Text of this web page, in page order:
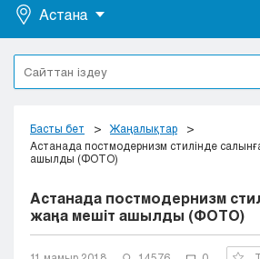
Астана
Астана
Алматы
Актобе
Атырау
Жезказган
Кокшетау
Костанай
Кызылорда
Басты бет
Жаңалықтар
Астанада постмодернизм стилінде
ашылды (ФОТО)
Астанада постмодернизм
жаңа мешіт ашылды (ФОТО)